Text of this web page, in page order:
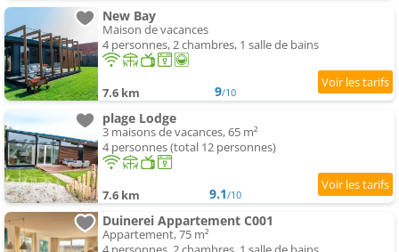
New Bay
Maison de vacances
4 personnes, 2 chambres, 1 salle de bains
7.6 km 9/10
plage Lodge
3 maisons de vacances, 65 m²
4 personnes (total 12 personnes)
7.6 km 9.1/10
Duinerei Appartement C001
Appartement, 75 m²